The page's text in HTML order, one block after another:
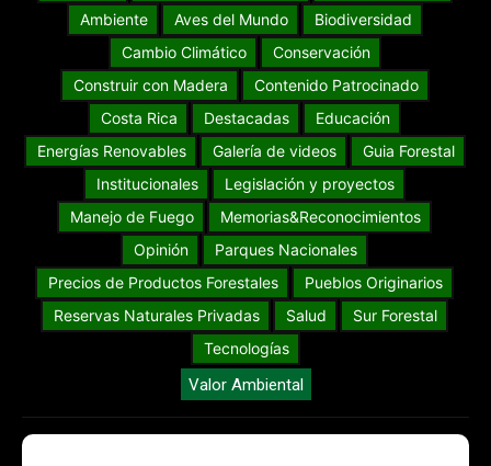
Ambiente
Aves del Mundo
Biodiversidad
Cambio Climático
Conservación
Construir con Madera
Contenido Patrocinado
Costa Rica
Destacadas
Educación
Energías Renovables
Galería de videos
Guia Forestal
Institucionales
Legislación y proyectos
Manejo de Fuego
Memorias&Reconocimientos
Opinión
Parques Nacionales
Precios de Productos Forestales
Pueblos Originarios
Reservas Naturales Privadas
Salud
Sur Forestal
Tecnologías
Valor Ambiental